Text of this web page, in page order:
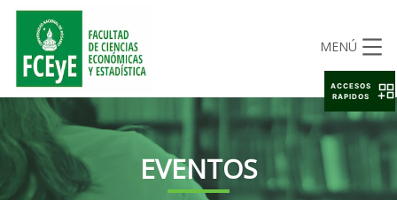
MENÚ
EVENTOS
ACCESOS
RAPIDOS